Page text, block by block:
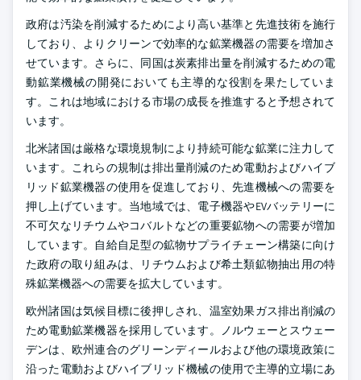
政府は汚染を削減するためにより高い基準と先進技術を施行
しており、よりクリーンで効率的な鉱業機器の需要を増加さ
せています。さらに、同国は炭素排出量を削減するための電
動鉱業機械の開発においても主導的な役割を果たしていま
す。これは地域における市場の成長を推進すると予想されて
います。
北米諸国は厳格な環境規制により持続可能な鉱業に注力して
います。これらの規制は排出量削減のため電動およびハイブ
リッド鉱業機器の使用を促進しており、先進機械への需要を
押し上げています。当地域では、電子機器やEVバッテリーに
不可欠なリチウムやコバルトなどの重要鉱物への需要が増加
しています。自給自足型の鉱物サプライチェーン構築に向け
た政府の取り組みは、リチウムおよび希土類鉱物抽出用の特
殊鉱業機器への需要を拡大しています。
欧州諸国は気候目標に後押しされ、温室効果ガス排出削減の
ため電動鉱業機器を採用しています。ノルウェーとスウェー
デンは、欧州連合のグリーンディールおよび他の環境政策に
沿った電動およびハイブリッド機械の使用で主導的立場にあ